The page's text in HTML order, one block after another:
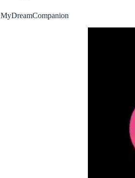
MyDreamCompanion